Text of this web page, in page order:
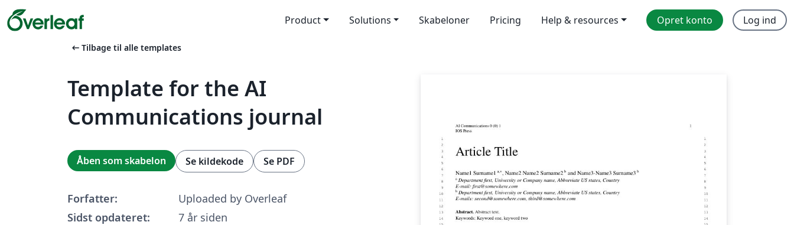
Product Solutions Skabeloner Pricing Help & resources Opret konto Log ind
arrow_left_alt Tilbage til alle templates
Template for the AI
Communications journal
Åben som skabelon Se kildekode Se PDF
Forfatter:
Uploaded by Overleaf
Sidst opdateret:
7 år siden